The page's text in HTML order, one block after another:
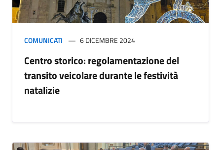
COMUNICATI 6 DICEMBRE 2024
Centro storico: regolamentazione del
transito veicolare durante le festività
natalizie